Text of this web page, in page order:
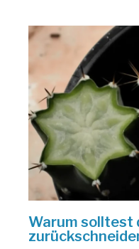
Warum solltest